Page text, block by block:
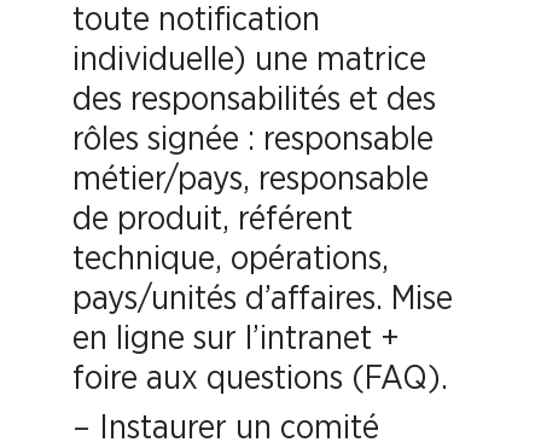
toute notification
individuelle) une matrice
des responsabilités et des
rôles signée : responsable
métier/pays, responsable
de produit, référent
technique, opérations,
pays/unités d’affaires. Mise
en ligne sur l’intranet +
foire aux questions (FAQ).
– Instaurer un comité